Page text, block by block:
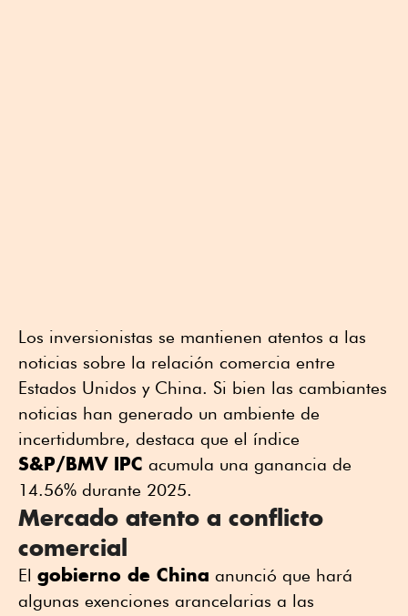
Los inversionistas se mantienen atentos a las
noticias sobre la relación comercia entre
Estados Unidos y China. Si bien las cambiantes
noticias han generado un ambiente de
incertidumbre, destaca que el índice
S&P/BMV IPC acumula una ganancia de
14.56% durante 2025.
Mercado atento a conflicto
comercial
El gobierno de China anunció que hará
algunas exenciones arancelarias a las